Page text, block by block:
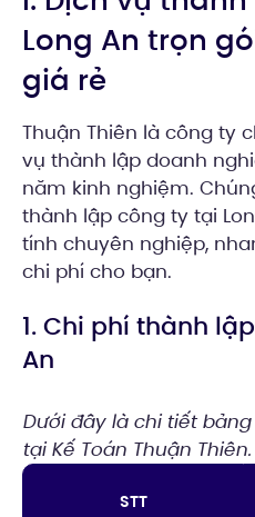
Long An trọn
giá rẻ
Thuận Thiên là công ty
vụ thành lập doanh
năm kinh nghiệm.
thành lập công ty tại
tính chuyên nghiệp,
chi phí cho bạn.
1. Chi phí thành
An
Dưới đây là chi tiết
tại Kế Toán Thuận Thiên.
STT